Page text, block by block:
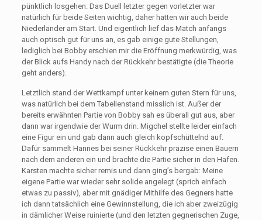
pünktlich losgehen. Das Duell letzter gegen vorletzter war
natürlich für beide Seiten wichtig, daher hatten wir auch beide
Niederländer am Start. Und eigentlich lief das Match anfangs
auch optisch gut für uns an, es gab einige gute Stellungen,
lediglich bei Bobby erschien mir die Eröffnung merkwürdig, was
der Blick aufs Handy nach der Rückkehr bestätigte (die Theorie
geht anders).
Letztlich stand der Wettkampf unter keinem guten Stern für uns,
was natürlich bei dem Tabellenstand misslich ist. Außer der
bereits erwähnten Partie von Bobby sah es überall gut aus, aber
dann war irgendwie der Wurm drin. Migchel stellte leider einfach
eine Figur ein und gab dann auch gleich kopfschüttelnd auf.
Dafür sammelt Hannes bei seiner Rückkehr präzise einen Bauern
nach dem anderen ein und brachte die Partie sicher in den Hafen.
Karsten machte sicher remis und dann ging’s bergab: Meine
eigene Partie war wieder sehr solide angelegt (sprich einfach
etwas zu passiv), aber mit gnädiger Mithilfe des Gegners hatte
ich dann tatsächlich eine Gewinnstellung, die ich aber zweizügig
in dämlicher Weise ruinierte (und den letzten gegnerischen Zuge,